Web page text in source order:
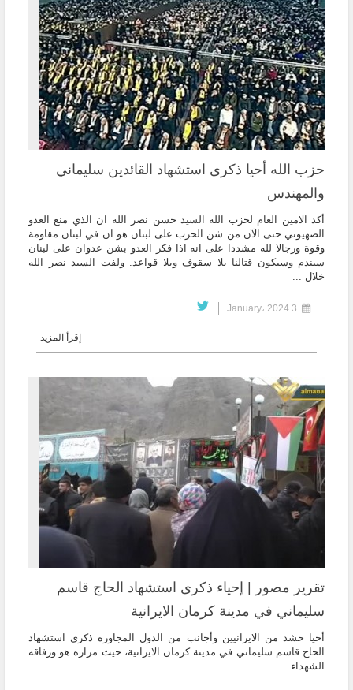
حزب الله أحيا ذكرى استشهاد القائدين سليماني
والمهندس
أكد الامين العام لحزب الله السيد حسن نصر الله ان الذي منع العدو
الصهيوني حتى الآن من شن الحرب على لبنان هو ان في لبنان مقاومة
وقوة ورجالا لله مشددا على انه اذا فكر العدو بشن عدوان على لبنان
سيندم وسيكون قتالنا بلا سقوف وبلا قواعد. ولفت السيد نصر الله
خلال ...
إقرأ المزيد
تقرير مصور | إحياء ذكرى استشهاد الحاج قاسم
سليماني في مدينة كرمان الايرانية
أحيا حشد من الايرانيين وأجانب من الدول المجاورة ذكرى استشهاد
الحاج قاسم سليماني في مدينة كرمان الايرانية، حيث مزاره هو ورفاقه
الشهداء.